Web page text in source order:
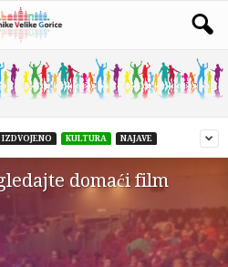
IZDVOJENO KULTURA NAJAVE
domaći film